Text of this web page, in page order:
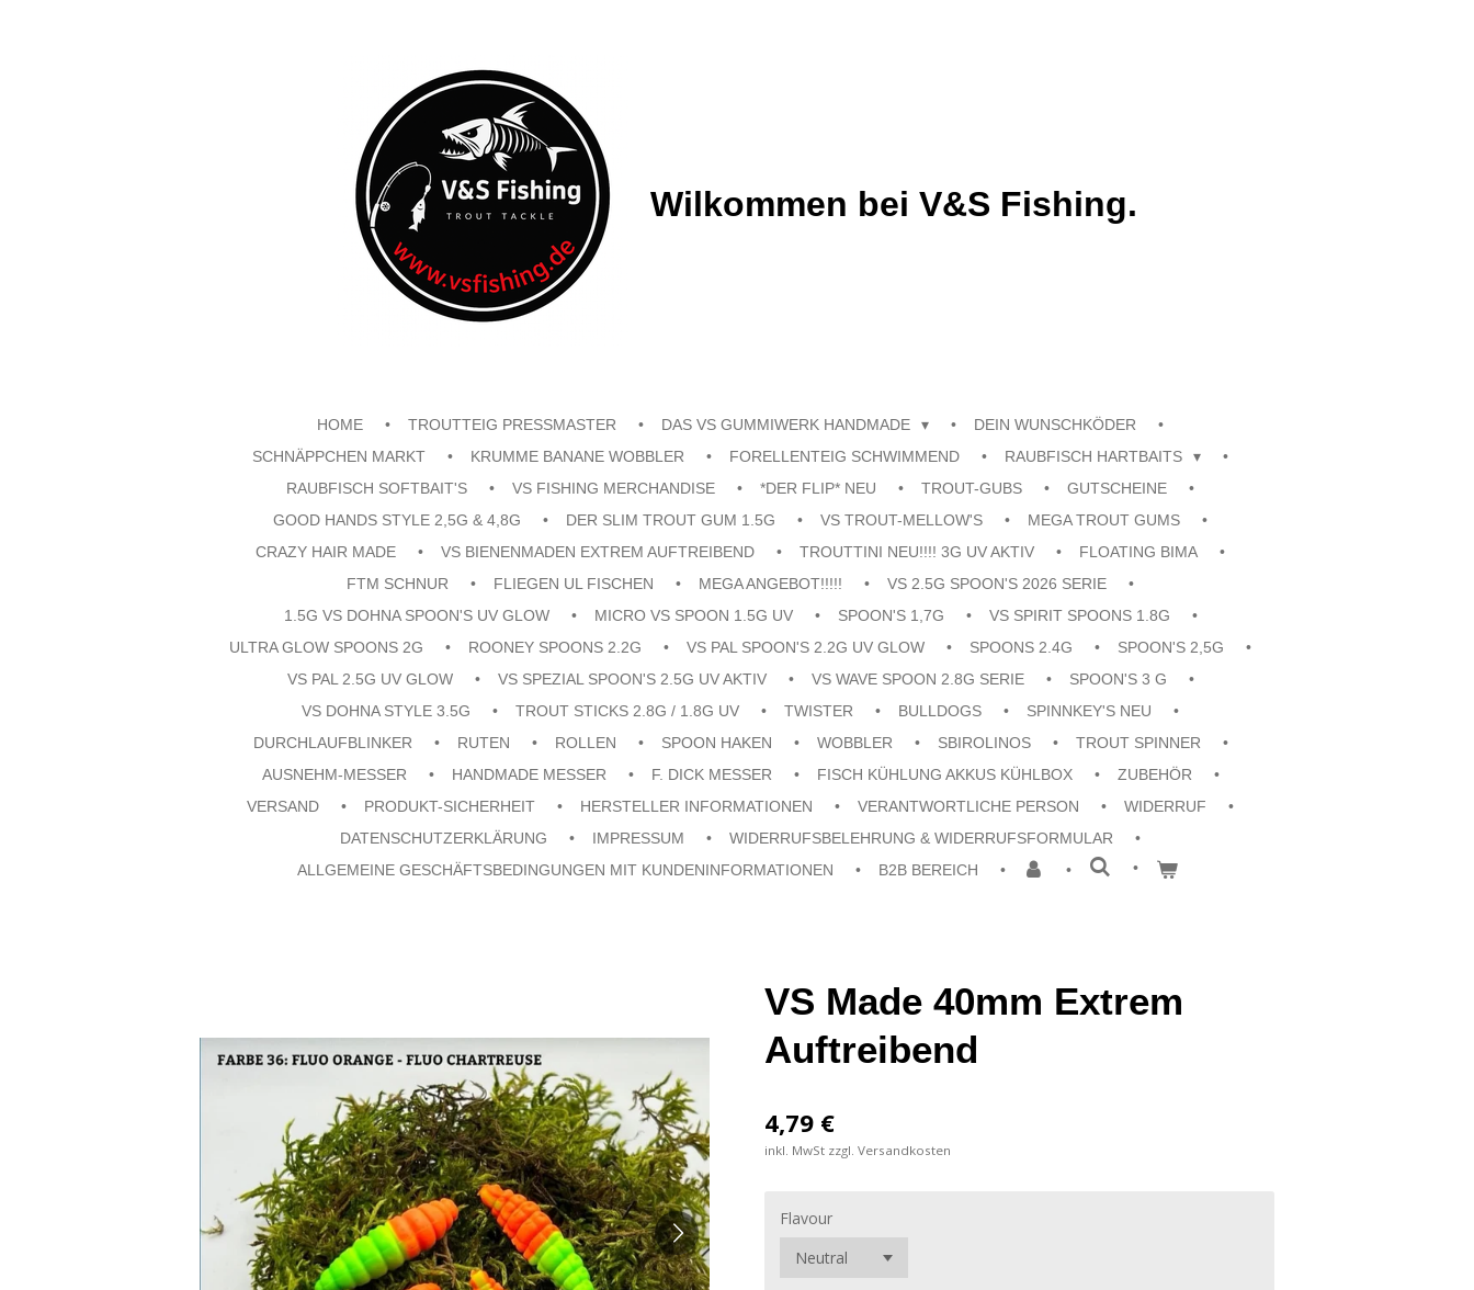
Wilkommen bei V&S Fishing.
HOME TROUTTEIG PRESSMASTER DAS VS GUMMIWERK HANDMADE
DEIN WUNSCHKÖDER
SCHNÄPPCHEN MARKT
KRUMME BANANE WOBBLER FORELLENTEIG SCHWIMMEND
RAUBFISCH HARTBAITS
RAUBFISCH SOFTBAIT'S
VS FISHING MERCHANDISE *DER FLIP* NEU TROUT-GUBS
GUTSCHEINE
GOOD HANDS STYLE 2,5G & 4,8G
DER SLIM TROUT GUM 1.5G VS TROUT-MELLOW'S
MEGA TROUT GUMS
CRAZY HAIR MADE
VS BIENENMADEN EXTREM AUFTREIBEND TROUTTINI NEU!!!! 3G UV AKTIV
FLOATING BIMA
FTM SCHNUR
FLIEGEN UL FISCHEN MEGA ANGEBOT!!!!!
VS 2.5G SPOON'S 2026 SERIE
1.5G VS DOHNA SPOON'S UV GLOW
MICRO VS SPOON 1.5G UV SPOON'S 1,7G
VS SPIRIT SPOONS 1.8G
ULTRA GLOW SPOONS 2G
ROONEY SPOONS 2.2G VS PAL SPOON'S 2.2G UV GLOW SPOONS 2.4G
SPOON'S 2,5G
VS PAL 2.5G UV GLOW
VS SPEZIAL SPOON'S 2.5G UV AKTIV VS WAVE SPOON 2.8G SERIE
SPOON'S 3 G
VS DOHNA STYLE 3.5G
TROUT STICKS 2.8G / 1.8G UV TWISTER BULLDOGS
SPINNKEY'S NEU
DURCHLAUFBLINKER
RUTEN ROLLEN SPOON HAKEN WOBBLER SBIROLINOS
TROUT SPINNER
AUSNEHM-MESSER
HANDMADE MESSER F. DICK MESSER FISCH KÜHLUNG AKKUS KÜHLBOX
ZUBEHÖR
VERSAND
PRODUKT-SICHERHEIT HERSTELLER INFORMATIONEN VERANTWORTLICHE PERSON
WIDERRUF
DATENSCHUTZERKLÄRUNG
IMPRESSUM
WIDERRUFSBELEHRUNG & WIDERRUFSFORMULAR
ALLGEMEINE GESCHÄFTSBEDINGUNGEN MIT KUNDENINFORMATIONEN
B2B BEREICH
VS Made 40mm Extrem
Auftreibend
4,79 €
inkl. MwSt zzgl. Versandkosten
Flavour